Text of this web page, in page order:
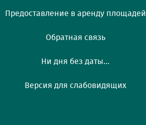
Предоставление в аренду площадей
Обратная связь
Ни дня без даты...
Версия для слабовидящих